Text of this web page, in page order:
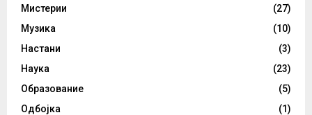
Мистерии
(27)
Музика
(10)
Настани
(3)
Наука
(23)
Образование
(5)
Одбојка
(1)